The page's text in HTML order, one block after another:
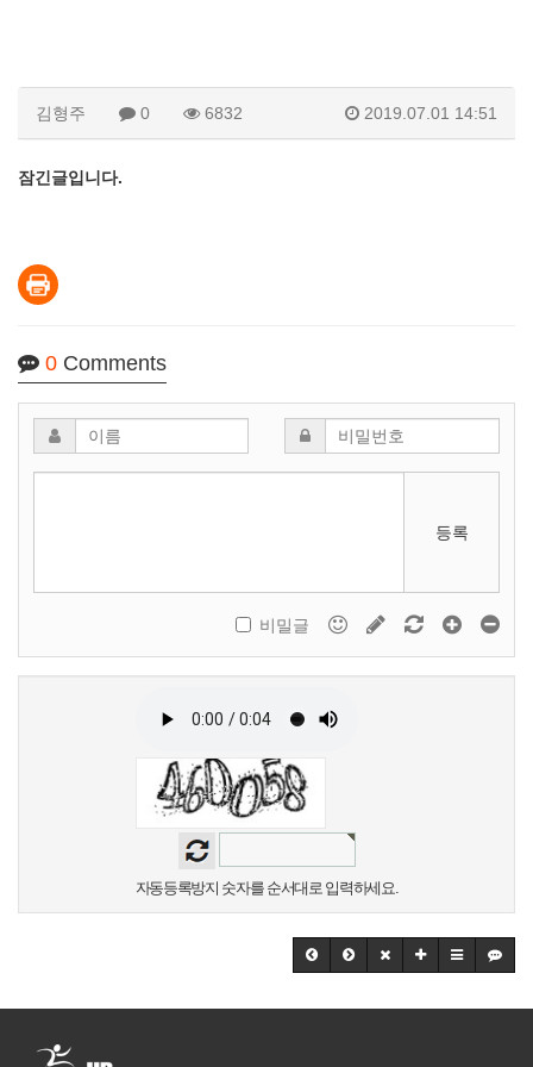
김형주 0 6832 2019.07.01 14:51
잠긴글입니다.
0 Comments
등록
비밀글
자동등록방지 숫자를 순서대로 입력하세요.